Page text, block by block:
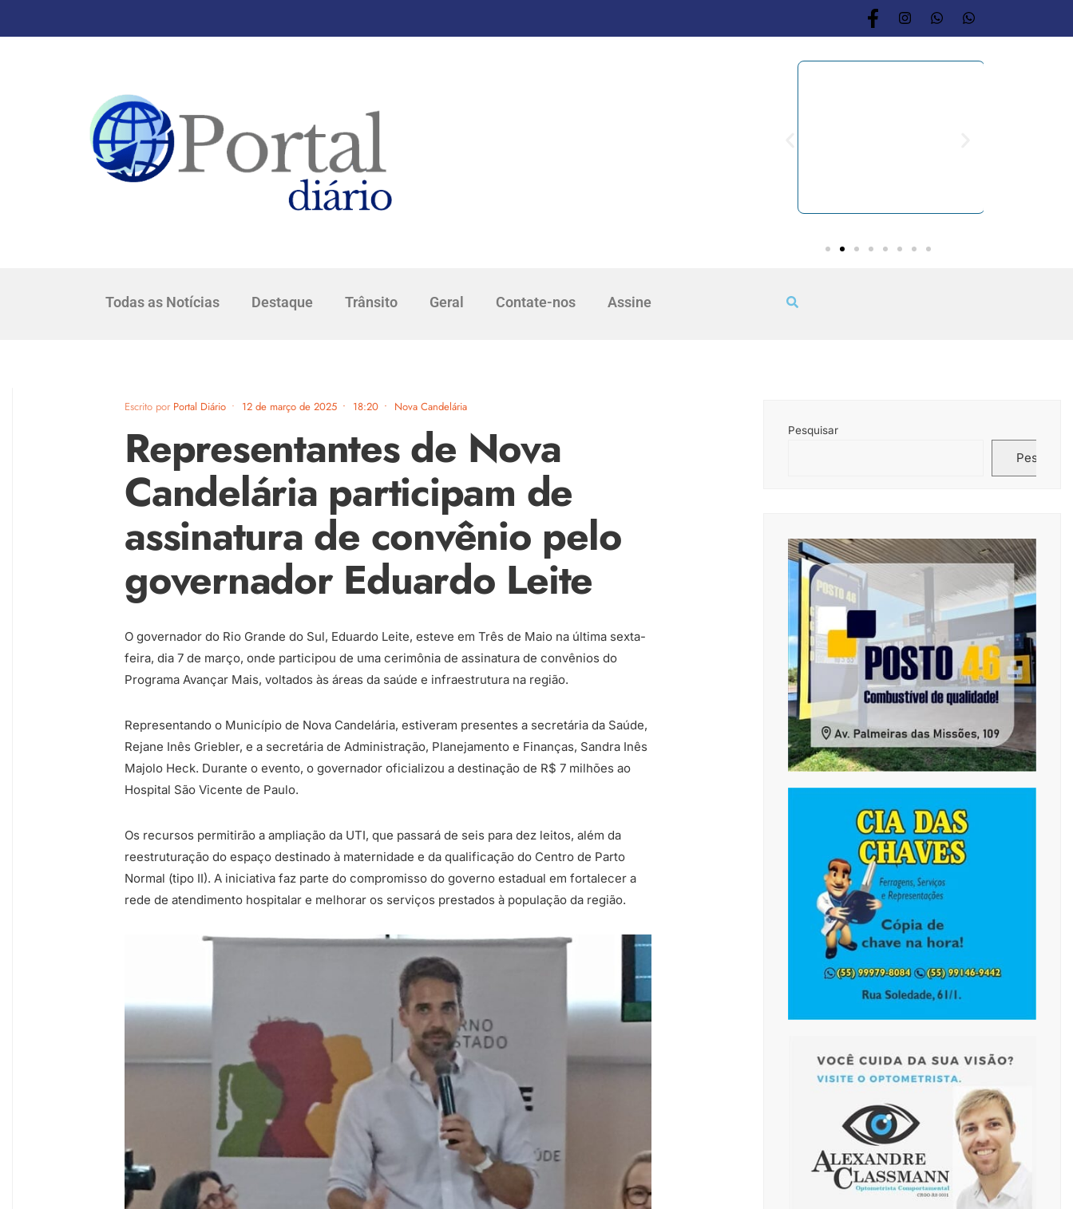
Todas as Notícias Destaque Trânsito Geral Contate-nos Assine
Escrito por Portal Diário • 12 de março de 2025 • 18:20 • Nova Candelária
Representantes de Nova
Candelária participam de
assinatura de convênio pelo
governador Eduardo Leite
O governador do Rio Grande do Sul, Eduardo Leite, esteve em Três de Maio na última sexta-
feira, dia 7 de março, onde participou de uma cerimônia de assinatura de convênios do
Programa Avançar Mais, voltados às áreas da saúde e infraestrutura na região.
Representando o Município de Nova Candelária, estiveram presentes a secretária da Saúde,
Rejane Inês Griebler, e a secretária de Administração, Planejamento e Finanças, Sandra Inês
Majolo Heck. Durante o evento, o governador oficializou a destinação de R$ 7 milhões ao
Hospital São Vicente de Paulo.
Os recursos permitirão a ampliação da UTI, que passará de seis para dez leitos, além da
reestruturação do espaço destinado à maternidade e da qualificação do Centro de Parto
Normal (tipo II). A iniciativa faz parte do compromisso do governo estadual em fortalecer a
rede de atendimento hospitalar e melhorar os serviços prestados à população da região.
Pesquisar
Pesquisar